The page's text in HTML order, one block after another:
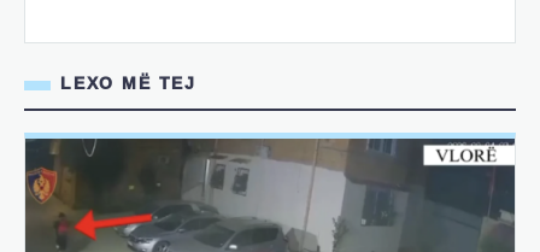
LEXO MË TEJ